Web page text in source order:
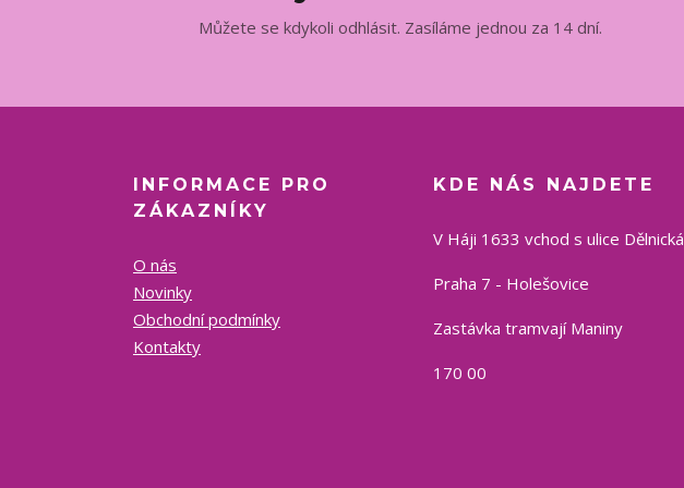
Můžete se kdykoli odhlásit. Zasíláme jednou za 14 dní.
INFORMACE PRO
ZÁKAZNÍKY
O nás
Novinky
Obchodní podmínky
Kontakty
KDE NÁS NAJDETE
V Háji 1633 vchod s ulice Dělnická
Praha 7 - Holešovice
Zastávka tramvají Maniny
170 00